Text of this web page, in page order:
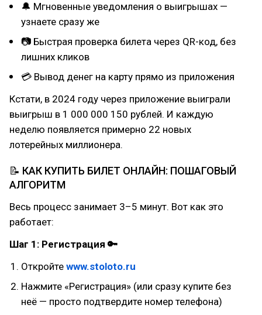
🔔 Мгновенные уведомления о выигрышах —
узнаете сразу же
📷 Быстрая проверка билета через QR-код, без
лишних кликов
💳 Вывод денег на карту прямо из приложения
Кстати, в 2024 году через приложение выиграли
выигрыш в 1 000 000 150 рублей. И каждую
неделю появляется примерно 22 новых
лотерейных миллионера.
📝 КАК КУПИТЬ БИЛЕТ ОНЛАЙН: ПОШАГОВЫЙ
АЛГОРИТМ
Весь процесс занимает 3–5 минут. Вот как это
работает:
Шаг 1: Регистрация 🔑
Откройте www.stoloto.ru
Нажмите «Регистрация» (или сразу купите без
неё — просто подтвердите номер телефона)